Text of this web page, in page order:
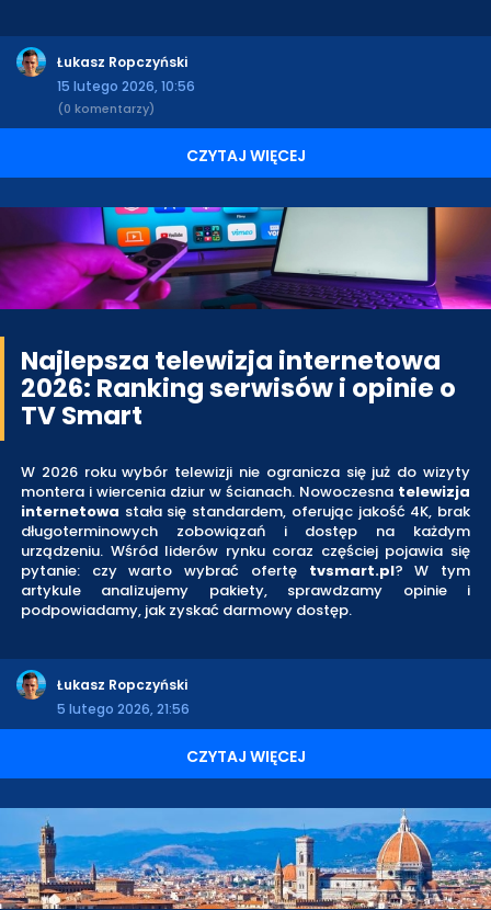
Łukasz Ropczyński
15 lutego 2026, 10:56
(0 komentarzy)
CZYTAJ WIĘCEJ
Najlepsza telewizja internetowa
2026: Ranking serwisów i opinie o
TV Smart
W 2026 roku wybór telewizji nie ogranicza się już do wizyty
montera i wiercenia dziur w ścianach. Nowoczesna telewizja
internetowa stała się standardem, oferując jakość 4K, brak
długoterminowych zobowiązań i dostęp na każdym
urządzeniu. Wśród liderów rynku coraz częściej pojawia się
pytanie: czy warto wybrać ofertę tvsmart.pl? W tym
artykule analizujemy pakiety, sprawdzamy opinie i
podpowiadamy, jak zyskać darmowy dostęp.
Łukasz Ropczyński
5 lutego 2026, 21:56
CZYTAJ WIĘCEJ